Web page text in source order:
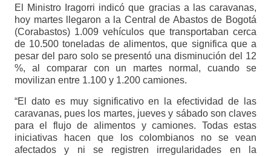
El Ministro Iragorri indicó que gracias a las caravanas,
hoy martes llegaron a la Central de Abastos de Bogotá
(Corabastos) 1.009 vehículos que transportaban cerca
de 10.500 toneladas de alimentos, que significa que a
pesar del paro solo se presentó una disminución del 12
%, al comparar con un martes normal, cuando se
movilizan entre 1.100 y 1.200 camiones.
“El dato es muy significativo en la efectividad de las
caravanas, pues los martes, jueves y sábado son claves
para el flujo de alimentos y camiones. Todas estas
iniciativas hacen que los colombianos no se vean
afectados y ni se registren irregularidades en la